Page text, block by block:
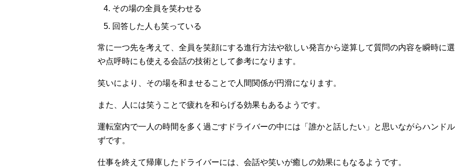
その場の全員を笑わせる
回答した人も笑っている
常に一つ先を考えて、全員を笑顔にする進行方法や欲しい発言から逆算して質問の内容を瞬時に
や点呼時にも使える会話の技術として参考になります。
笑いにより、その場を和ませることで人間関係が円滑になります。
また、人には笑うことで疲れを和らげる効果もあるようです。
運転室内で一人の時間を多く過ごすドライバーの中には「誰かと話したい」と思いながらハンド
ずです。
仕事を終えて帰庫したドライバーには、会話や笑いが癒しの効果にもなるようです。